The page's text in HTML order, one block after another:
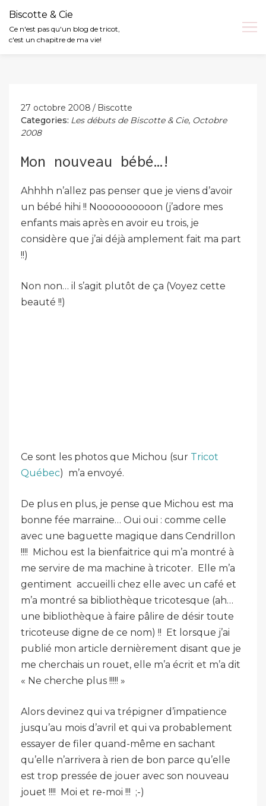
Biscotte & Cie
Ce n'est pas qu'un blog de tricot,
c'est un chapitre de ma vie!
27 octobre 2008
Biscotte
Categories: Les débuts de Biscotte & Cie, Octobre
2008
Mon nouveau bébé…!
Ahhhh n’allez pas penser que je viens d’avoir
un bébé hihi !! Noooooooooon (j’adore mes
enfants mais après en avoir eu trois, je
considère que j’ai déjà amplement fait ma part
!!)
Non non… il s’agit plutôt de ça (Voyez cette
beauté !!)
Ce sont les photos que Michou (sur Tricot
Québec) m’a envoyé.
De plus en plus, je pense que Michou est ma
bonne fée marraine… Oui oui : comme celle
avec une baguette magique dans Cendrillon
!!!! Michou est la bienfaitrice qui m’a montré à
me servire de ma machine à tricoter. Elle m’a
gentiment accueilli chez elle avec un café et
m’a montré sa bibliothèque tricotesque (ah…
une bibliothèque à faire pâlire de désir toute
tricoteuse digne de ce nom) !! Et lorsque j’ai
publié mon article dernièrement disant que je
me cherchais un rouet, elle m’a écrit et m’a dit
« Ne cherche plus !!!!! »
Alors devinez qui va trépigner d’impatience
jusqu’au mois d’avril et qui va probablement
essayer de filer quand-même en sachant
qu’elle n’arrivera à rien de bon parce qu’elle
est trop pressée de jouer avec son nouveau
jouet !!!! Moi et re-moi !!! ;-)